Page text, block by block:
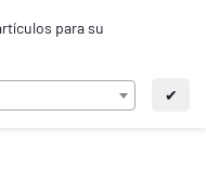
para su
✔
ES